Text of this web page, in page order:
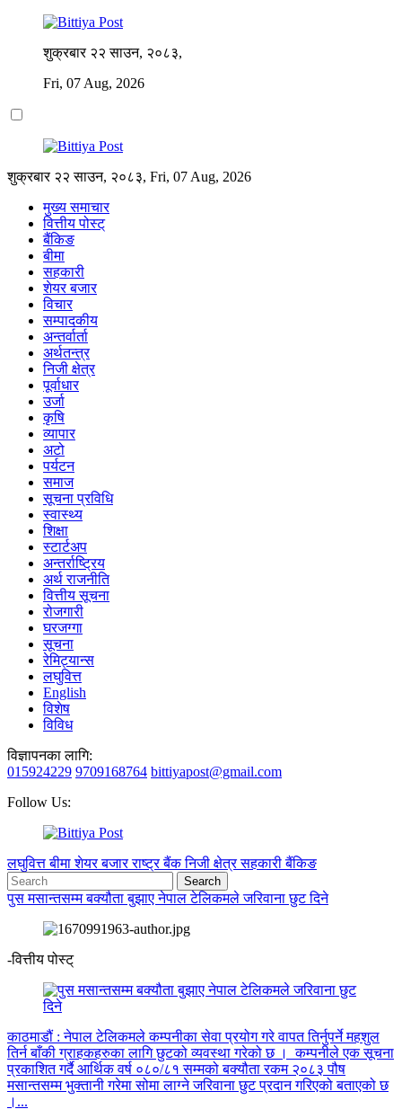
शुक्रबार २२ साउन, २०८३,
Fri, 07 Aug, 2026
शुक्रबार २२ साउन, २०८३, Fri, 07 Aug, 2026
मुख्य समाचार
वित्तीय पोस्ट्
बैंकिङ
बीमा
सहकारी
शेयर बजार
विचार
सम्पादकीय
अन्तर्वार्ता
अर्थतन्त्र
निजी क्षेत्र
पूर्वाधार
उर्जा
कृषि
व्यापार
अटो
पर्यटन
समाज
सूचना प्रविधि
स्वास्थ्य
शिक्षा
स्टार्टअप
अन्तर्राष्ट्रिय
अर्थ राजनीति
वित्तीय सूचना
रोजगारी
घरजग्गा
सूचना
रेमिट्यान्स
लघुवित्त
English
विशेष
विविध
विज्ञापनका लागि:
015924229 9709168764 bittiyapost@gmail.com
Follow Us:
लघुवित्तबीमाशेयर बजारराष्ट्र बैंकनिजी क्षेत्रसहकारीबैंकिङ
पुस मसान्तसम्म बक्यौता बुझाए नेपाल टेलिकमले जरिवाना छुट दिने
-वित्तीय पोस्ट्
काठमाडौं : नेपाल टेलिकमले कम्पनीका सेवा प्रयोग गरे वापत तिर्नुपर्ने महशुल
तिर्न बाँकी ग्राहकहरुका लागि छुटको व्यवस्था गरेको छ । कम्पनीले एक सूचना
प्रकाशित गर्दै आर्थिक वर्ष ०८०/८१ सम्मको बक्यौता रकम २०८३ पौष
मसान्तसम्म भुक्तानी गरेमा सोमा लाग्ने जरिवाना छुट प्रदान गरिएको बताएको छ
।...